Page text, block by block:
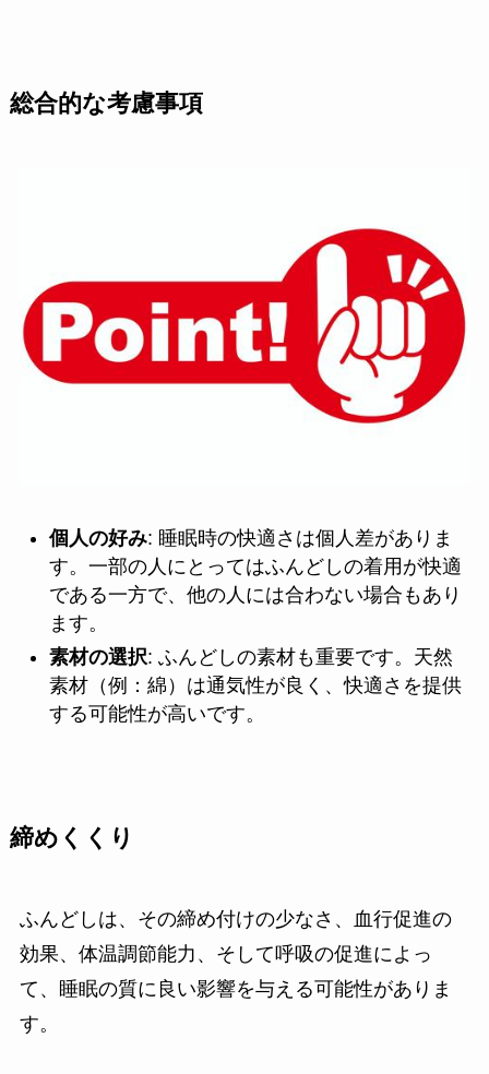
総合的な考慮事項
個人の好み: 睡眠時の快適さは個人差がありま
す。一部の人にとってはふんどしの着用が快適
である一方で、他の人には合わない場合もあり
ます。
素材の選択: ふんどしの素材も重要です。天然
素材（例：綿）は通気性が良く、快適さを提供
する可能性が高いです。
締めくくり
ふんどしは、その締め付けの少なさ、血行促進の
効果、体温調節能力、そして呼吸の促進によっ
て、睡眠の質に良い影響を与える可能性がありま
す。